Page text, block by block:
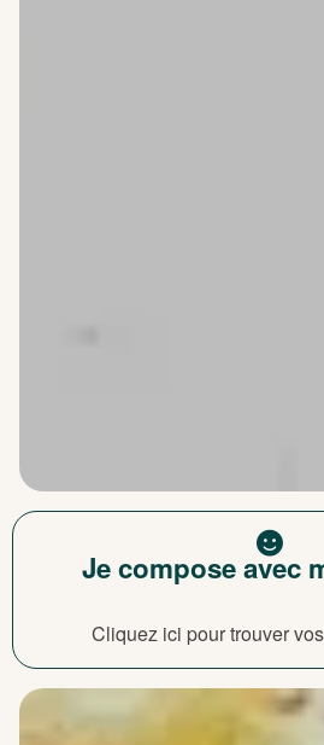
Je compose avec
Cliquez ici pour trouver